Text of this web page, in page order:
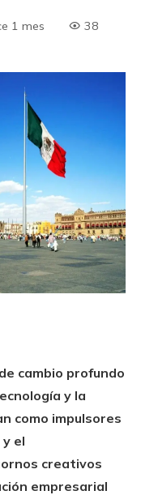
1 mes 38
cambio profundo
y la
como impulsores
el
creativos
empresarial